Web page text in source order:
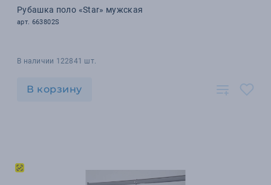
Рубашка поло «Star» мужская
арт. 663802S
В наличии 122841 шт.
В корзину